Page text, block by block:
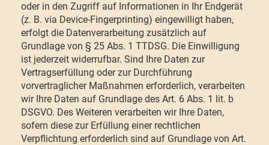
oder in den Zugriff auf Informationen in Ihr Endgerät
(z. B. via Device-Fingerprinting) eingewilligt haben,
erfolgt die Datenverarbeitung zusätzlich auf
Grundlage von § 25 Abs. 1 TTDSG. Die Einwilligung
ist jederzeit widerrufbar. Sind Ihre Daten zur
Vertragserfüllung oder zur Durchführung
vorvertraglicher Maßnahmen erforderlich, verarbeiten
wir Ihre Daten auf Grundlage des Art. 6 Abs. 1 lit. b
DSGVO. Des Weiteren verarbeiten wir Ihre Daten,
sofern diese zur Erfüllung einer rechtlichen
Verpflichtung erforderlich sind auf Grundlage von Art.